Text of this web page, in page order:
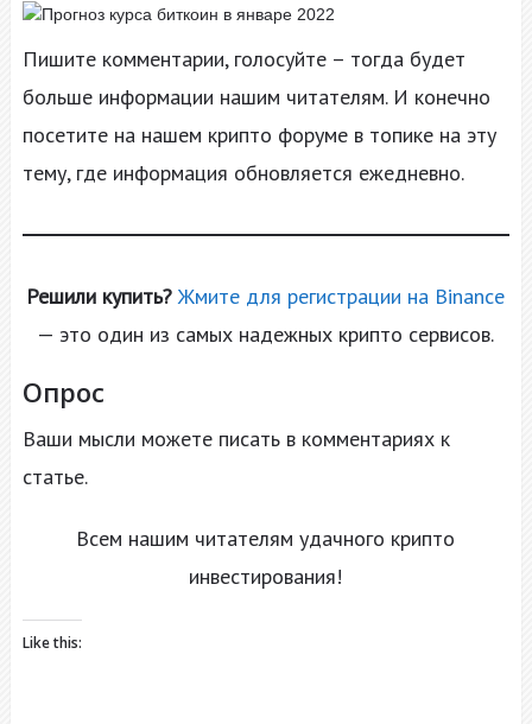
Пишите комментарии, голосуйте – тогда будет
больше информации нашим читателям. И конечно
посетите на нашем крипто форуме в топике на эту
тему, где информация обновляется ежедневно.
Решили купить? Жмите для регистрации на Binance
— это один из самых надежных крипто сервисов.
Опрос
Ваши мысли можете писать в комментариях к
статье.
Всем нашим читателям удачного крипто
инвестирования!
Like this: